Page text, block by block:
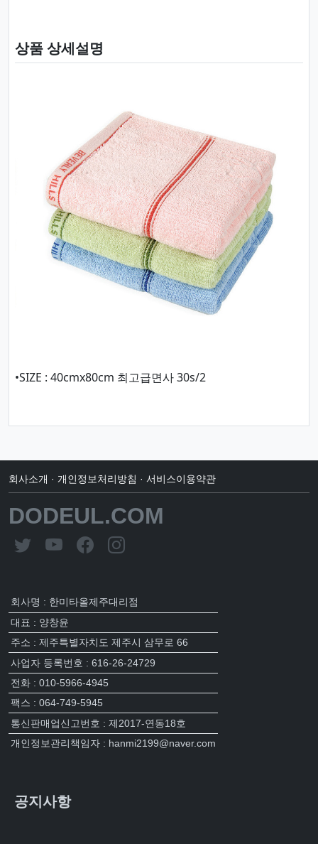
상품 상세설명
•SIZE : 40cmx80cm 최고급면사 30s/2
회사소개 · 개인정보처리방침 · 서비스이용약관
DODEUL.COM
회사명 : 한미타올제주대리점
대표 : 양창윤
주소 : 제주특별자치도 제주시 삼무로 66
사업자 등록번호 : 616-26-24729
전화 : 010-5966-4945
팩스 : 064-749-5945
통신판매업신고번호 : 제2017-연동18호
개인정보관리책임자 : hanmi2199@naver.com
공지사항